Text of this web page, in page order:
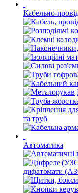
Кабельно-
та труб
Автоматика
дифатомати